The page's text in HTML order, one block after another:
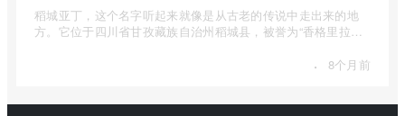
稻城亚丁，这个名字听起来就像是从古老的传说中走出来的地
方。它位于四川省甘孜藏族自治州稻城县，被誉为“香格里拉的
· 8个月前